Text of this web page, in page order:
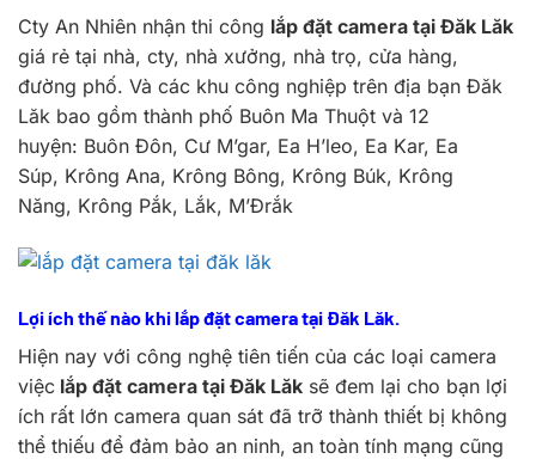
Cty An Nhiên nhận thi công lắp đặt camera tại Đăk Lăk
giá rẻ tại nhà, cty, nhà xưởng, nhà trọ, cửa hàng,
đường phố. Và các khu công nghiệp trên địa bạn Đăk
Lăk bao gồm thành phố Buôn Ma Thuột và 12
huyện: Buôn Đôn, Cư M’gar, Ea H’leo, Ea Kar, Ea
Súp, Krông Ana, Krông Bông, Krông Búk, Krông
Năng, Krông Pắk, Lắk, M’Đrắk
Lợi ích thế nào khi lắp đặt camera tại Đăk Lăk.
Hiện nay với công nghệ tiên tiến của các loại camera
việc lắp đặt camera tại Đăk Lăk sẽ đem lại cho bạn lợi
ích rất lớn camera quan sát đã trỡ thành thiết bị không
thể thiếu để đảm bảo an ninh, an toàn tính mạng cũng